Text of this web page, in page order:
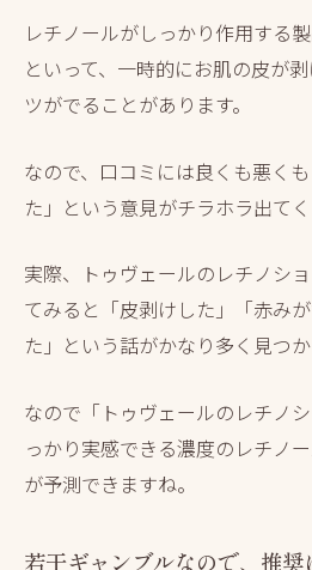
レチノールがしっかり作用する
といって、一時的にお肌の皮が
ツがでることがあります。
なので、口コミには良くも悪く
た」という意見がチラホラ出てく
実際、トゥヴェールのレチノシ
てみると「皮剥けした」「赤み
た」という話がかなり多く見つか
なので「トゥヴェールのレチノ
っかり実感できる濃度のレチノ
が予測できますね。
若干ギャンブルなので、推奨